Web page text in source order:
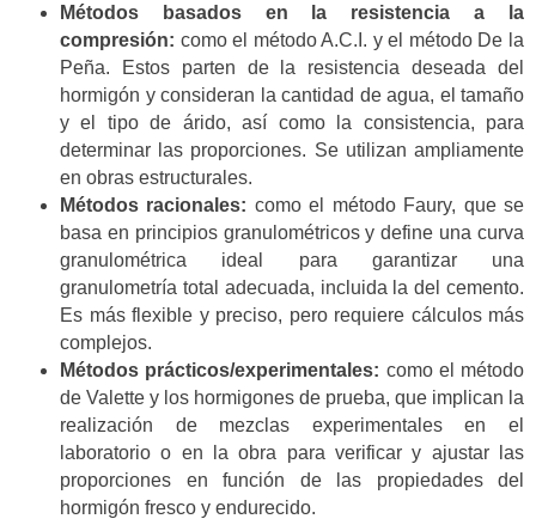
Métodos basados en la resistencia a la
compresión: como el método A.C.I. y el método De la
Peña. Estos parten de la resistencia deseada del
hormigón y consideran la cantidad de agua, el tamaño
y el tipo de árido, así como la consistencia, para
determinar las proporciones. Se utilizan ampliamente
en obras estructurales.
Métodos racionales: como el método Faury, que se
basa en principios granulométricos y define una curva
granulométrica ideal para garantizar una
granulometría total adecuada, incluida la del cemento.
Es más flexible y preciso, pero requiere cálculos más
complejos.
Métodos prácticos/experimentales: como el método
de Valette y los hormigones de prueba, que implican la
realización de mezclas experimentales en el
laboratorio o en la obra para verificar y ajustar las
proporciones en función de las propiedades del
hormigón fresco y endurecido.